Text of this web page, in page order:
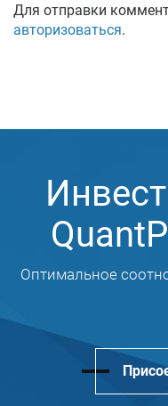
Для отправки
авторизоваться.
Оптимальное